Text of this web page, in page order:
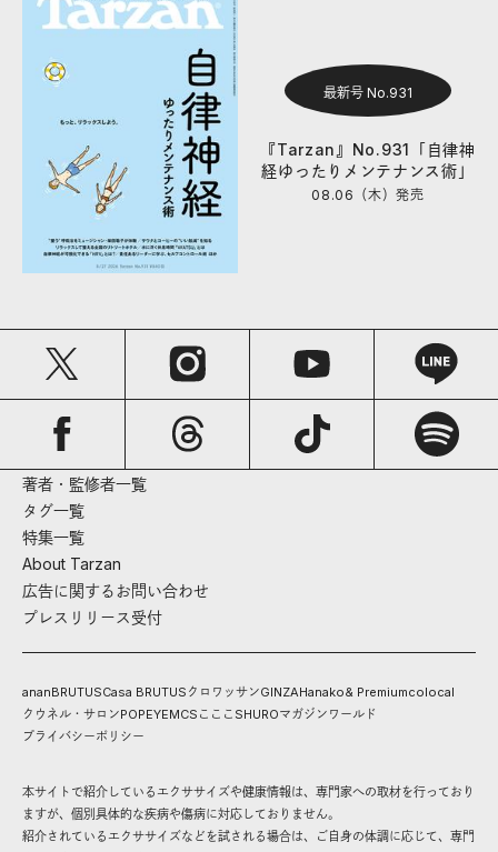
最新号 No.931
『Tarzan』No.931「自律神
経ゆったりメンテナンス術」
08.06（木）発売
著者・監修者一覧
タグ一覧
特集一覧
About Tarzan
広告に関するお問い合わせ
プレスリリース受付
ananBRUTUSCasa BRUTUS クロワッサンGINZAHanako& Premiumcolocal
クウネル・サロンPOPEYEMCS こここ SHUROマガジンワールド
プライバシーポリシー
本サイトで紹介しているエクササイズや健康情報は、専門家への取材を行っており
ますが、個別具体的な疾病や傷病に対応しておりません。
紹介されているエクササイズなどを試される場合は、ご自身の体調に応じて、専門